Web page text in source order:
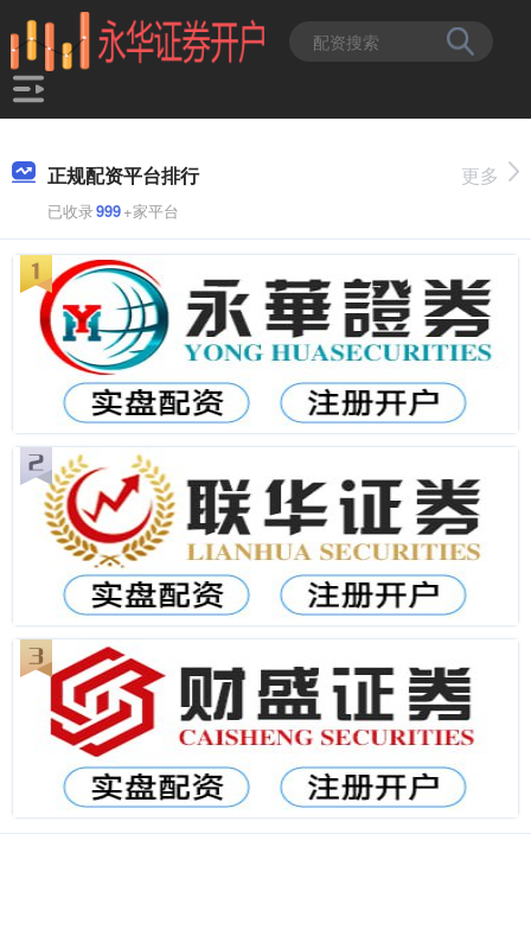
正规配资平台排行
已收录999+家平台
更多